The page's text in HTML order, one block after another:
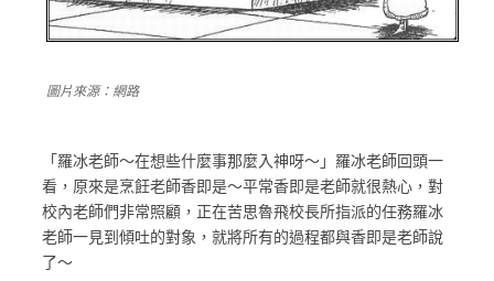
圖片來源：網路
「羅冰老師～在想些什麼事那麼入神呀～」羅冰老師回頭一
看，原來是烹飪老師香即是～平常香即是老師就很熱心，對
校內老師們非常照顧，正在苦思魯飛校長所指派的任務羅冰
老師一見到傾吐的對象，就將所有的過程都與香即是老師說
了～